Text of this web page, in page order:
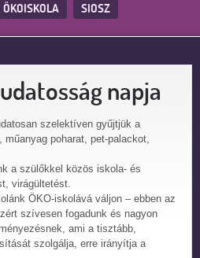
ÖKOISKOLA SIOSZ
napja
szelektíven gyűjtjük a
műanyag poharat, pet-palackot,
a szülőkkel közös iskola- és
virágültetést.
ÖKO-iskolává váljon – ebben az
szívesen fogadunk és nagyon
ami a tisztább,
szolgálja, erre irányítja a